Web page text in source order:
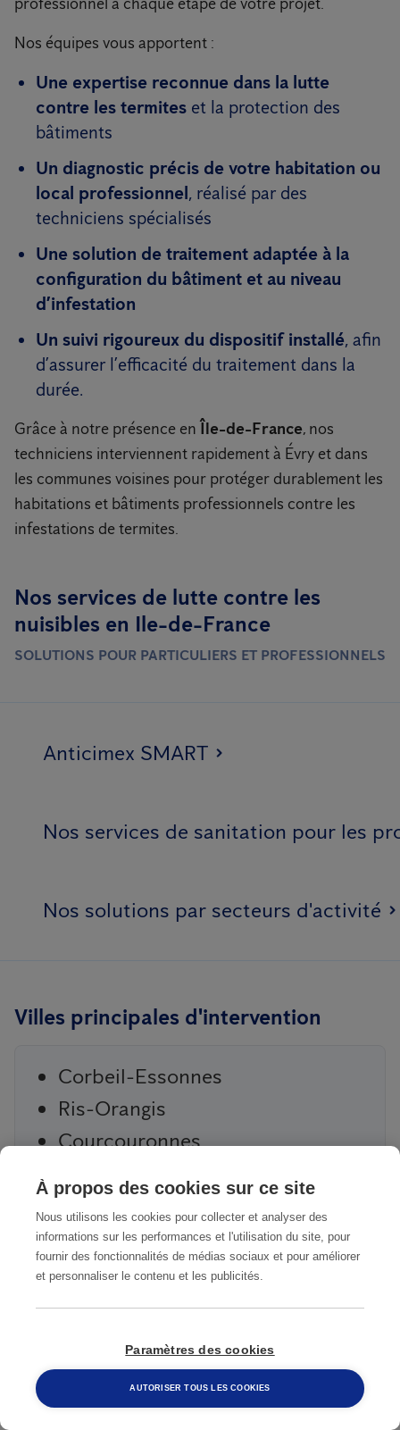
Nos équipes vous apportent :
Une expertise reconnue dans la lutte
contre les termites et la protection des
bâtiments
Un diagnostic précis de votre habitation ou
local professionnel, réalisé par des
techniciens spécialisés
Une solution de traitement adaptée à la
configuration du bâtiment et au niveau
d’infestation
Un suivi rigoureux du dispositif installé, afin
d’assurer l’efficacité du traitement dans la
durée.
Grâce à notre présence en Île-de-France, nos
techniciens interviennent rapidement à Évry et dans
les communes voisines pour protéger durablement les
habitations et bâtiments professionnels contre les
infestations de termites.
Nos services de lutte contre les
nuisibles en Ile-de-France
SOLUTIONS POUR PARTICULIERS ET PROFESSIONNELS
Anticimex SMART
Nos services de sanitation pour les
Nos solutions par secteurs d'activité
Villes principales d'intervention
Corbeil-Essonnes
Ris-Orangis
Courcouronnes
Palaiseau
Massy
Montgeron
Le Plessis-Pâté
Obtenez un devis gratuit
À propos des cookies sur ce site
Nous utilisons les cookies pour collecter et analyser des
informations sur les performances et l'utilisation du site, pour
fournir des fonctionnalités de médias sociaux et pour améliorer
et personnaliser le contenu et les publicités.
Paramètres des cookies
AUTORISER TOUS LES COOKIES